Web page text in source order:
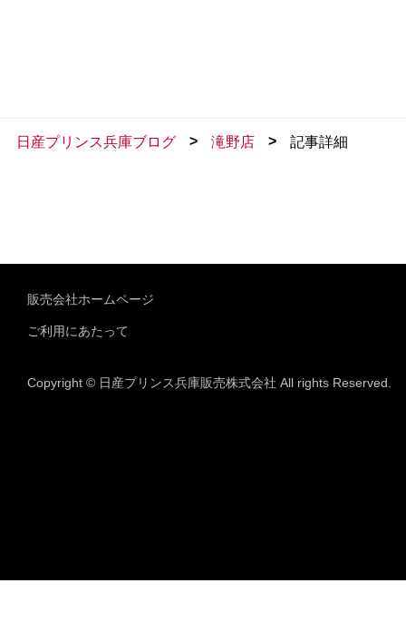
日産プリンス兵庫ブログ > 滝野店 > 記事詳細
販売会社ホームページ
ご利用にあたって
Copyright © 日産プリンス兵庫販売株式会社 All rights Reserved.